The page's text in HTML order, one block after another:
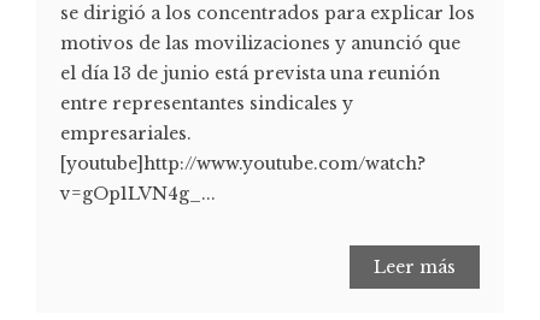
se dirigió a los concentrados para explicar los
motivos de las movilizaciones y anunció que
el día 13 de junio está prevista una reunión
entre representantes sindicales y
empresariales.
[youtube]http://www.youtube.com/watch?
v=gOp1LVN4g_...
Leer más